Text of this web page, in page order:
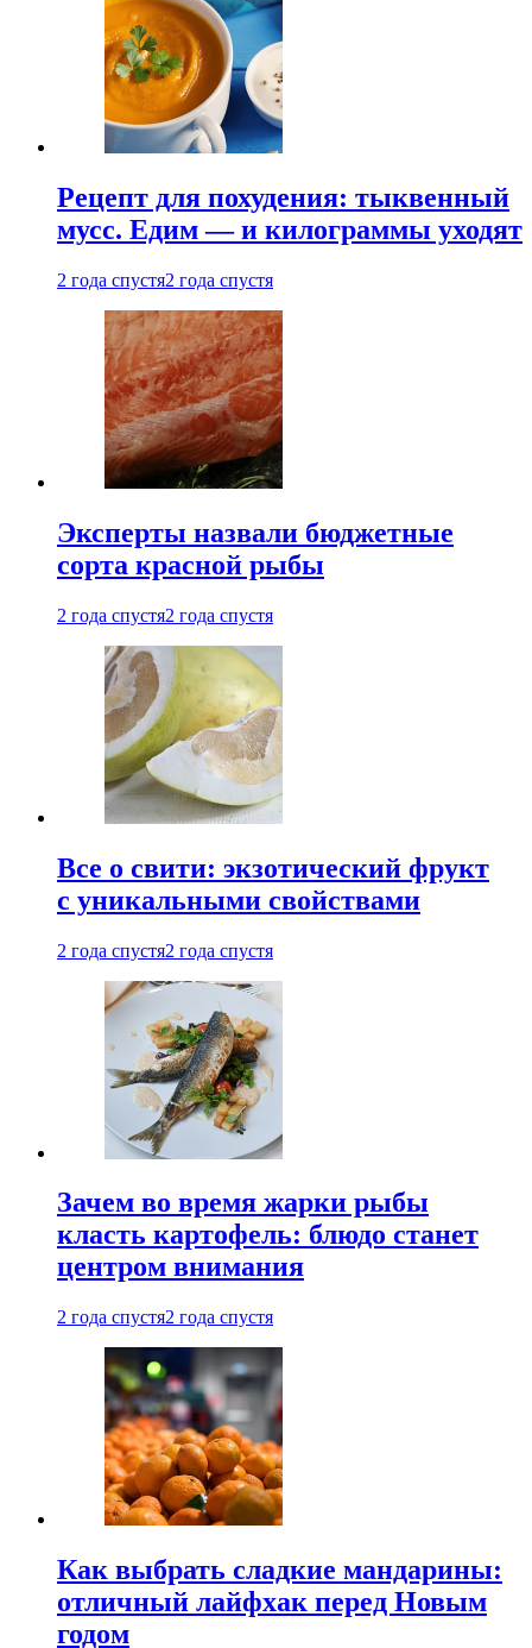
Рецепт для похудения: тыквенный
мусс. Едим — и килограммы уходят
2 года спустя2 года спустя
Эксперты назвали бюджетные
сорта красной рыбы
2 года спустя2 года спустя
Все о свити: экзотический фрукт
с уникальными свойствами
2 года спустя2 года спустя
Зачем во время жарки рыбы
класть картофель: блюдо станет
центром внимания
2 года спустя2 года спустя
Как выбрать сладкие мандарины:
отличный лайфхак перед Новым
годом